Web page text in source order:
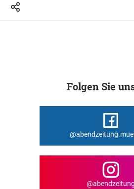
Folgen Sie
@abendzeitung